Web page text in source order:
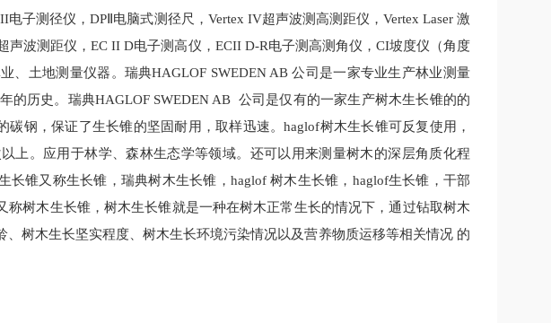
子测径仪，DPⅡ电脑式测径尺，Vertex IV超声波测高测距仪，Vertex Laser 激
声波测距仪，EC II D电子测高仪，ECII D-R电子测高测角仪，CI坡度仪（角度
、土地测量仪器。瑞典HAGLOF SWEDEN AB 公司是一家专业生产林业测量
的历史。瑞典HAGLOF SWEDEN AB 公司是仅有的一家生产树木生长锥的的
钢，保证了生长锥的坚固耐用，取样迅速。haglof树木生长锥可反复使用，
上。应用于林学、森林生态学等领域。还可以用来测量树木的深层角质化程
长锥又称生长锥，瑞典树木生长锥，haglof 树木生长锥，haglof生长锥，干部
树木生长锥，树木生长锥就是一种在树木正常生长的情况下，通过钻取树木
树木生长坚实程度、树木生长环境污染情况以及营养物质运移等相关情况 的